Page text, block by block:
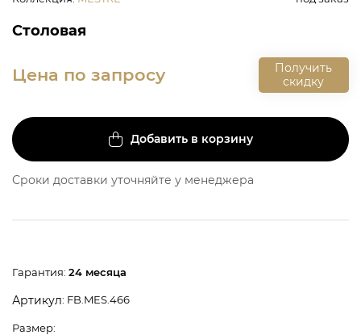
Столовая
Цена по запросу
Получить
скидку
Добавить в корзину
Сроки доставки уточняйте у менеджера
Гарантия: 24 месяца
Артикул: FB.MES.466
Размер: